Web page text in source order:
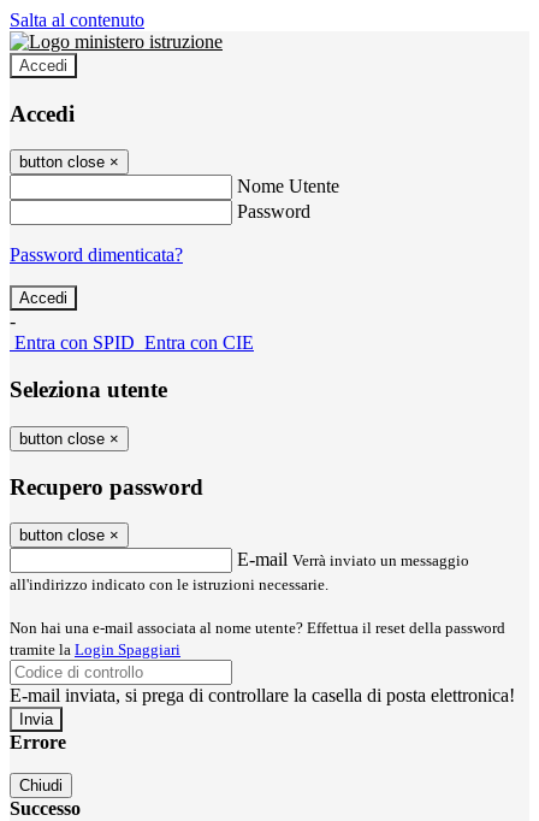
Salta al contenuto
Accedi
Accedi
button close ×
Nome Utente
Password
Password dimenticata?
-
Entra con SPID Entra con CIE
Seleziona utente
button close ×
Recupero password
button close ×
E-mail Verrà inviato un messaggio
all'indirizzo indicato con le istruzioni necessarie.
Non hai una e-mail associata al nome utente? Effettua il reset della password
tramite la Login Spaggiari
E-mail inviata, si prega di controllare la casella di posta elettronica!
Errore
Chiudi
Successo